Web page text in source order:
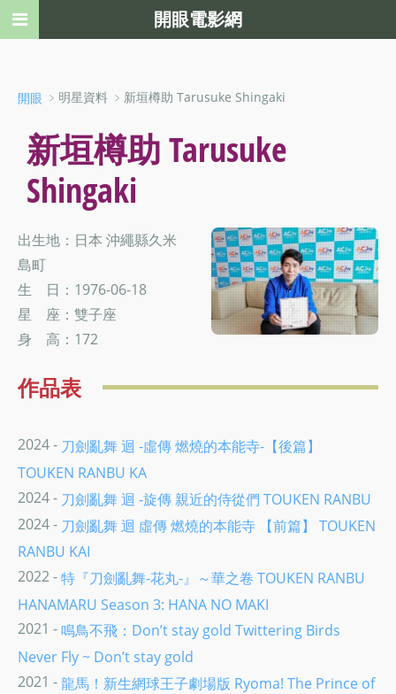
開眼 ﹥明星資料 ﹥新垣樽助 Tarusuke Shingaki
新垣樽助 Tarusuke
Shingaki
出生地：日本 沖繩縣久米
島町
生 日：1976-06-18
星 座：雙子座
身 高：172
作品表
2024 - 刀劍亂舞 迴 -虛傳 燃燒的本能寺-【後篇】
TOUKEN RANBU KA
2024 - 刀劍亂舞 迴 -旋傳 親近的侍從們 TOUKEN RANBU
2024 - 刀劍亂舞 迴 虛傳 燃燒的本能寺 【前篇】 TOUKEN
RANBU KAI
2022 -特『刀劍亂舞-花丸-』～華之卷 TOUKEN RANBU
HANAMARU Season 3: HANA NO MAKI
2021 -鳴鳥不飛：Don’t stay gold Twittering Birds
Never Fly ~ Don’t stay gold
2021 -龍馬！新生網球王子劇場版 Ryoma! The Prince of
開眼電影網